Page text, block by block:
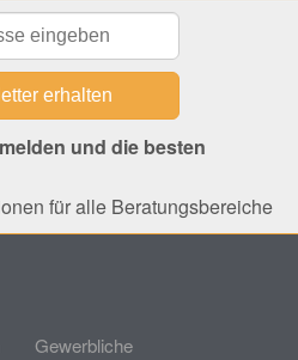
und die besten
für alle Beratungsbereiche
Gewerbliche